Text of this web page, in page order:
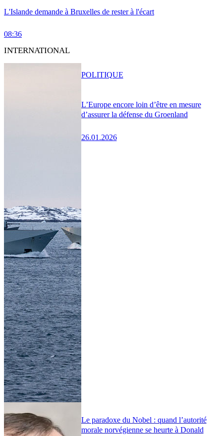
L'Islande demande à Bruxelles de rester à l'écart
08:36
INTERNATIONAL
L’Europe encore loin d’être en mesure
d’assurer la défense du Groenland
26.01.2026
POLITIQUE
Le paradoxe du Nobel : quand l’autorité
morale norvégienne se heurte à Donald